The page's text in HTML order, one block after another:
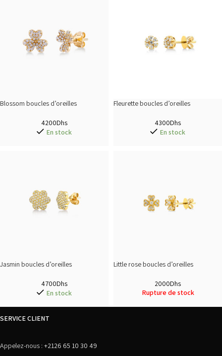
Blossom boucles d’oreilles
4200Dhs
En stock
Fleurette boucles d’oreilles
4300Dhs
En stock
Jasmin boucles d’oreilles
4700Dhs
En stock
Little rose boucles d’oreilles
2000Dhs
Rupture de stock
SERVICE CLIENT
Appelez-nous : +2126 65 10 30 49